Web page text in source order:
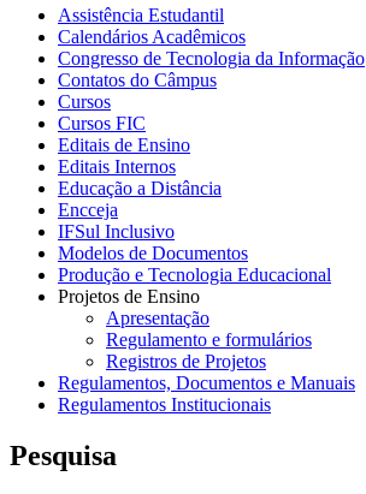
Assistência Estudantil
Calendários Acadêmicos
Congresso de Tecnologia da Informação
Contatos do Câmpus
Cursos
Cursos FIC
Editais de Ensino
Editais Internos
Educação a Distância
Encceja
IFSul Inclusivo
Modelos de Documentos
Produção e Tecnologia Educacional
Projetos de Ensino
Apresentação
Regulamento e formulários
Registros de Projetos
Regulamentos, Documentos e Manuais
Regulamentos Institucionais
Pesquisa